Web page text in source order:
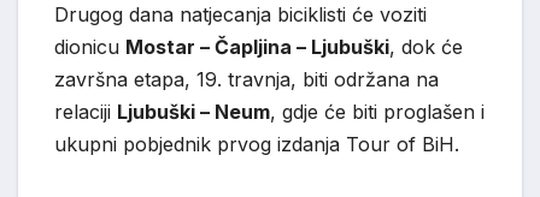
Drugog dana natjecanja biciklisti će voziti
dionicu Mostar – Čapljina – Ljubuški, dok će
završna etapa, 19. travnja, biti održana na
relaciji Ljubuški – Neum, gdje će biti proglašen i
ukupni pobjednik prvog izdanja Tour of BiH.